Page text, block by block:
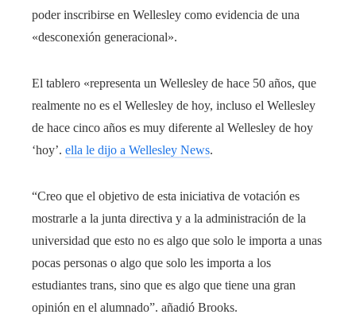
poder inscribirse en Wellesley como evidencia de una
«desconexión generacional».
El tablero «representa un Wellesley de hace 50 años, que
realmente no es el Wellesley de hoy, incluso el Wellesley
de hace cinco años es muy diferente al Wellesley de hoy
‘hoy’. ella le dijo a Wellesley News.
“Creo que el objetivo de esta iniciativa de votación es
mostrarle a la junta directiva y a la administración de la
universidad que esto no es algo que solo le importa a unas
pocas personas o algo que solo les importa a los
estudiantes trans, sino que es algo que tiene una gran
opinión en el alumnado”. añadió Brooks.